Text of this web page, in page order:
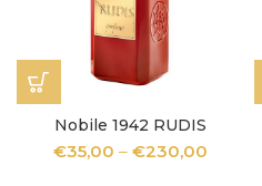
Nobile 1942 RUDIS
€35,00 – €230,00